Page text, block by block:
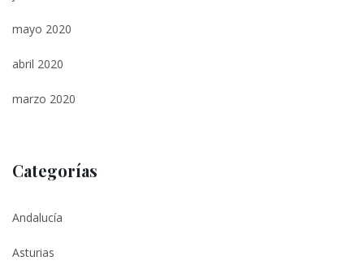
mayo 2020
abril 2020
marzo 2020
Categorías
Andalucía
Asturias